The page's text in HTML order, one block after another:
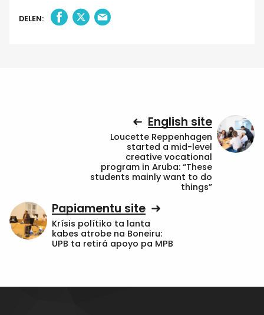
DELEN:
English site
Loucette Reppenhagen
started a mid-level
creative vocational
program in Aruba: “These
students mainly want to do
things”
Papiamentu site
Krísis polítiko ta lanta
kabes atrobe na Boneiru:
UPB ta retirá apoyo pa MPB